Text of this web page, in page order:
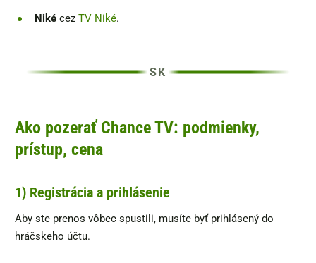
Niké cez TV Niké.
Ako pozerať Chance TV: podmienky,
prístup, cena
1) Registrácia a prihlásenie
Aby ste prenos vôbec spustili, musíte byť prihlásený do
hráčskeho účtu.